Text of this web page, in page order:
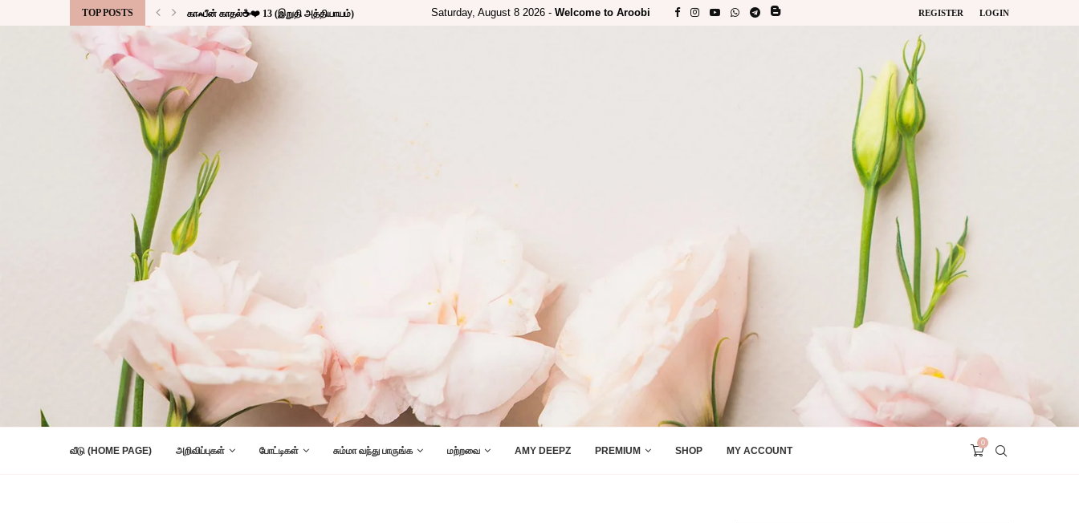
TOP POSTS காஃபீன் காதல்☕❤️ 13 (இறுதி அத்தியாயம்) Saturday, August 8 2026 - Welcome to Aroobi REGISTER LOGIN
வீடு (HOME PAGE) அறிவிப்புகள் போட்டிகள் சும்மா வந்து பாருங்க மற்றவை AMY DEEPZ PREMIUM SHOP MY ACCOUNT
0